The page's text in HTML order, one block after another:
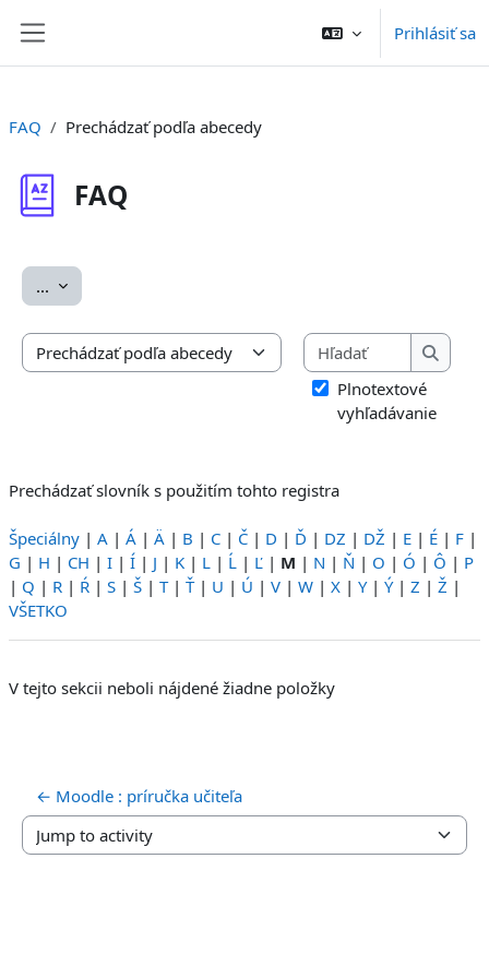
Prihlásiť sa
FAQ Prechádzať podľa abecedy
FAQ
... Exportovať položky
Prechádzať slovník s použitím tohto registra
Hľadať
Hľadať
Plnotextové
vyhľadávanie
Prechádzať slovník s použitím tohto registra
Špeciálny | A | Á | Ä | B | C | Č | D | Ď | DZ | DŽ | E | É | F |
G | H | CH | I | Í | J | K | L | Ĺ | Ľ | M | N | Ň | O | Ó | Ô | P
| Q | R | Ŕ | S | Š | T| Ť| U | Ú | V | W | X | Y| Ý| Z | Ž |
VŠETKO
V tejto sekcii neboli nájdené žiadne položky
← Moodle : príručka učiteľa
Jump to activity